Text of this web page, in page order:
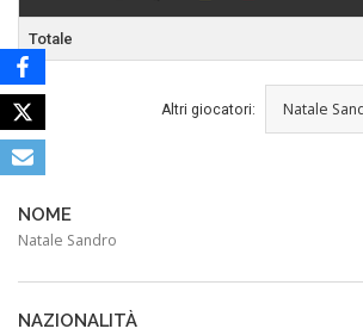
Totale
Altri giocatori:
NOME
Natale Sandro
NAZIONALITÀ